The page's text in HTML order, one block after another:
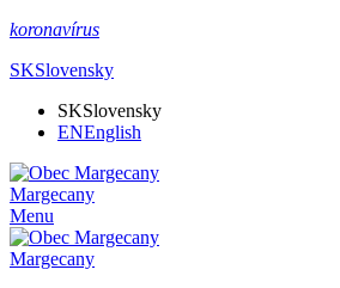
koronavírus
SKSlovensky
SKSlovensky
ENEnglish
Margecany
Menu
Margecany